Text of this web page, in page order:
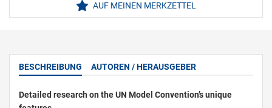
AUF MEINEN MERKZETTEL
BESCHREIBUNG AUTOREN / HERAUSGEBER
Detailed research on the UN Model Convention’s unique